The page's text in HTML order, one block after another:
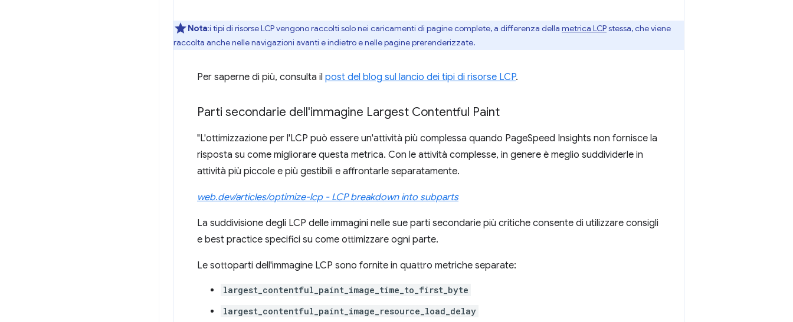
Nota:i tipi di risorse LCP vengono raccolti solo nei caricamenti di pagine complete, a differenza della metrica LCPstessa, che viene
raccolta anche nelle navigazioni avanti e indietro e nelle pagine prerenderizzate.
Per saperne di più, consulta il post del blog sul lancio dei tipi di risorse LCP.
Parti secondarie dell'immagine Largest Contentful Paint
"L'ottimizzazione per l'LCP può essere un'attività più complessa quando PageSpeed Insights non fornisce la
risposta su come migliorare questa metrica. Con le attività complesse, in genere è meglio suddividerle in
attività più piccole e più gestibili e affrontarle separatamente.
web.dev/articles/optimize-lcp - LCP breakdown into subparts
La suddivisione degli LCP delle immagini nelle sue parti secondarie più critiche consente di utilizzare consigli
e best practice specifici su come ottimizzare ogni parte.
Le sottoparti dell'immagine LCP sono fornite in quattro metriche separate:
largest_contentful_paint_image_time_to_first_byte
largest_contentful_paint_image_resource_load_delay